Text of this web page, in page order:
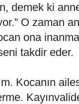
demek ki
O zaman
ona
takdir eder.
Kocanın